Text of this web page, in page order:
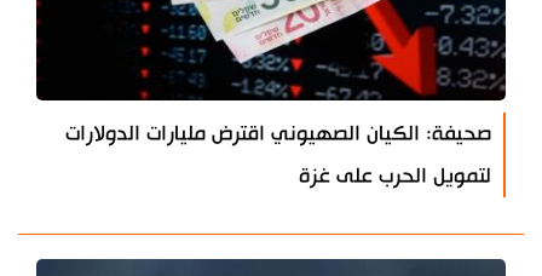
صحيفة: الكيان الصهيوني اقترض مليارات الدولارات
لتمويل الحرب على غزة